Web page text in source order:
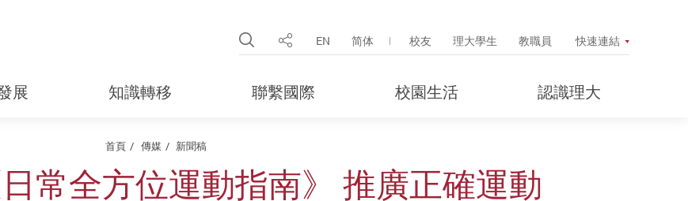
Open Site Search Popup
分享 EN 简体 校友 理大學生 教職員 快速連結
展 知識轉移 聯繫國際 校園生活 認識理大
首頁 傳媒 新聞稿
常全方位運動指南》 推廣正確運動